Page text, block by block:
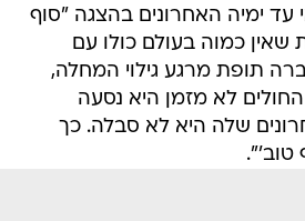
ימיה האחרונים בהצגה "סוף
כמוה בעולם כולו עם
תופת מרגע גילוי המחלה,
לא מזמן היא נסעה
שלה היא לא סבלה. כך
טוב'".